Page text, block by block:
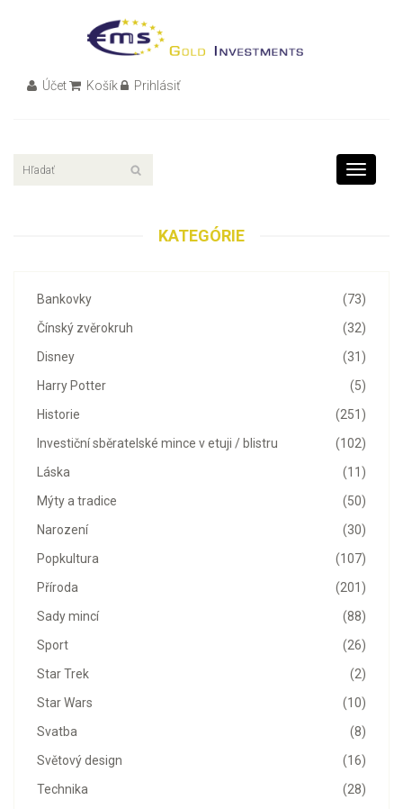
Účet Košík Prihlásiť
Toggle
KATEGÓRIE
(73)
Bankovky
(32)
Čínský zvěrokruh
(31)
Disney
(5)
Harry Potter
(251)
Historie
(102)
Investiční sběratelské mince v etuji / blistru
(11)
Láska
(50)
Mýty a tradice
(30)
Narození
(107)
Popkultura
(201)
Příroda
(88)
Sady mincí
(26)
Sport
(2)
Star Trek
(10)
Star Wars
(8)
Svatba
(16)
Světový design
(28)
Technika